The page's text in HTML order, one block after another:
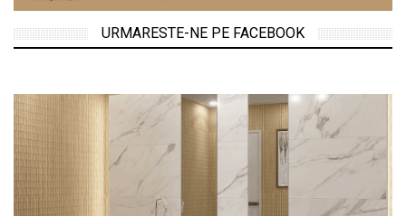
URMARESTE-NE PE FACEBOOK